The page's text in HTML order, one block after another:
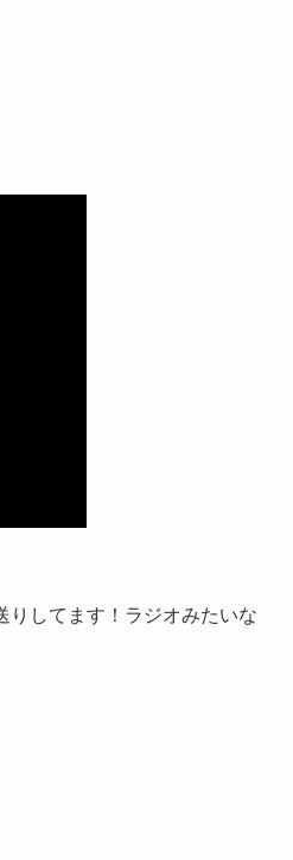
りしてます！ラジオみたいな